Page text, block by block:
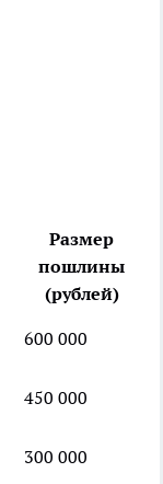
Размер
пошлины
(рублей)
600 000
450 000
300 000